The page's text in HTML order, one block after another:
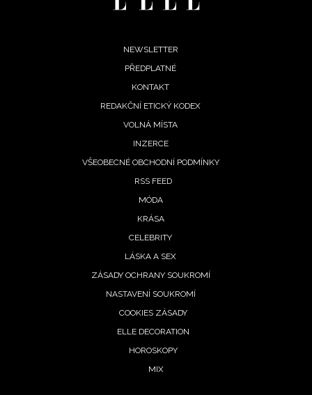
podmínkami společnosti BurdaMedia Extra s.r.o.
potvrzujete, že jste se seznámili seZásadami
ochrany soukromí- BurdaMedia Extra s.r.o. bude s
Vašimi údaji pracovat zejména k organizaci a
vyhodnocení akce a zasílání novinek.
Chcete navíc dostávat i další zajímavé a exkluzivní
informace od našich partnerů? Pokud souhlasíte se
NEWSLETTER
PŘEDPLATNÉ
KONTAKT
REDAKČNÍ ETICKÝ KODEX
VOLNÁ MÍSTA
INZERCE
VŠEOBECNÉ OBCHODNÍ PODMÍNKY
RSS FEED
MÓDA
KRÁSA
CELEBRITY
LÁSKA A SEX
ZÁSADY OCHRANY SOUKROMÍ
NASTAVENÍ SOUKROMÍ
COOKIES ZÁSADY
ELLE DECORATION
HOROSKOPY
MIX